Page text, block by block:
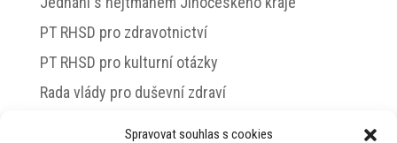
Spravovat souhlas s cookies
PT RHSD pro zdravotnictví
PT RHSD pro kulturní otázky
Rada vlády pro duševní zdraví